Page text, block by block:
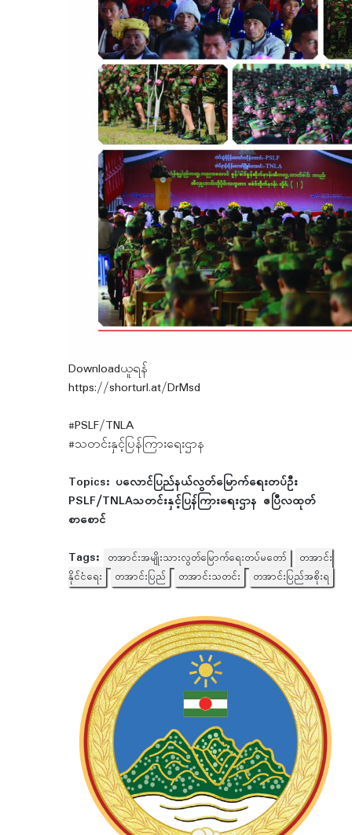
Downloadယူရန်
https://shorturl.at/DrMsd
#PSLF/TNLA
#သတင်းနှင့်ပြန်ကြားရေးဌာန
Topics:ပလောင်ပြည်နယ်လွတ်မြောက်ရေးတပ်ဦး
PSLF/TNLAသတင်းနှင့်ပြန်ကြားရေးဌာန ဧပြီလထုတ်
စာစောင်
Tags:
တအာင်းအမျိုးသားလွတ်မြောက်ရေးတပ်မတော်
တအာင်း
နိုင်ငံရေး
တအာင်းပြည် တအာင်းသတင်း တအာင်းပြည်အစိုးရ